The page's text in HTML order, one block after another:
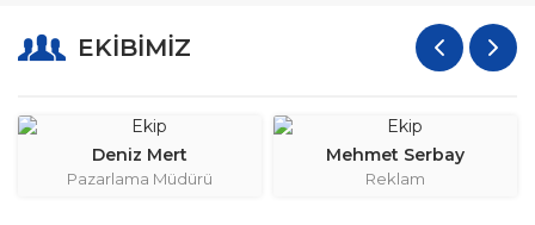
EKİBİMİZ
Deniz Mert
Pazarlama Müdürü
Mehmet Serbay
Reklam